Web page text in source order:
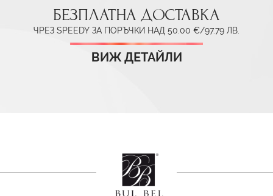
БЕЗПЛАТНА ДОСТАВКА
ЧРЕЗ SPEEDY ЗА ПОРЪЧКИ НАД 50.00 €/97.79 ЛВ.
ВИЖ ДЕТАЙЛИ